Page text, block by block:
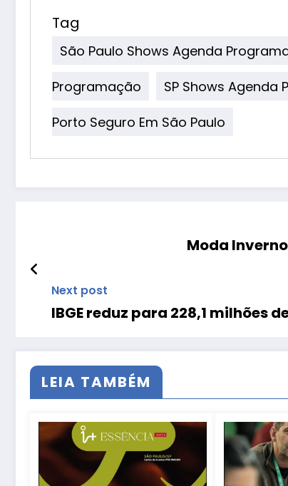
Tag
São Paulo Shows Agenda
Programação
SP Shows Agenda
Porto Seguro Em São Paulo
Moda
Next post
IBGE reduz para 228,1 milhões
LEIA TAMBÉM